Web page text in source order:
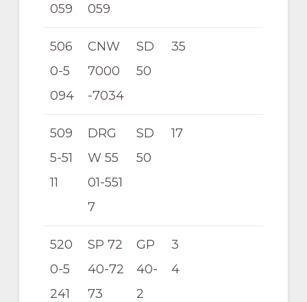
059
059
506
0-5
094
CNW
7000
-7034
SD
50
35
509
5-51
11
DRG
W 55
01-551
7
SD
50
17
520
0-5
241
SP 72
40-72
73
GP
40-
2
3
4